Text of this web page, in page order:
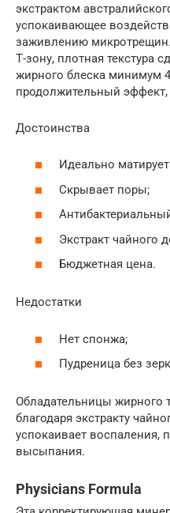
экстрактом
успокаивающее
заживлению
Т-зону, плотная текстура
жирного блеска минимум
продолжительный
Достоинства
Идеально
Скрывает поры;
Экстракт чайного
Бюджетная цена.
Недостатки
Нет спонжа;
Пудреница без
Обладательницы жирного
благодаря экстракту
успокаивает воспаления,
высыпания.
Physicians Formula